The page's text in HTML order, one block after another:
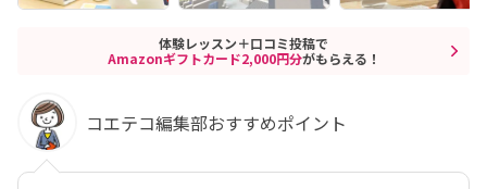
体験レッスン＋口コミ投稿で
Amazonギフトカード2,000円分がもらえる！
コエテコ編集部おすすめポイント